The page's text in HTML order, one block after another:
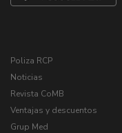
Poliza RCP
Noticias
Revista CoMB
Ventajas y descuentos
Grup Med